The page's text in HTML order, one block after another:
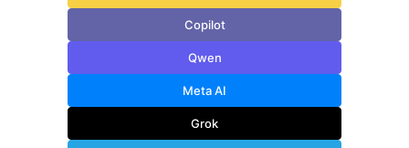
Copilot
Qwen
Meta AI
Grok